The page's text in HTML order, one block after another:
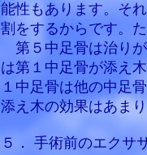
能性もあります。そ
割をするからです。
第５中足骨は治り
は第１中足骨が添え
１中足骨は他の中足
添え木の効果はあま
５． 手術前のエクサ